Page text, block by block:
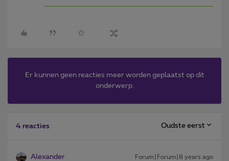
Er kunnen geen reacties meer worden geplaatst op dit
onderwerp.
4 reacties Oudste eerst
Alexander Forum|Forum|8 years ago